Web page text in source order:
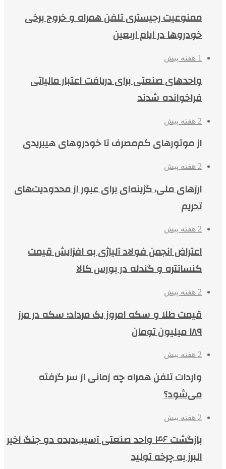
ممنوعیت رجیستری تلفن همراه و خروج برخی
خودروها در ایام اربعین
1 هفته پیش
واحدهای صنعتی برای دریافت اعتبار مالیاتی
فراخوانده شدند
2 هفته پیش
از موتورهای کم‌مصرف تا خودروهای هیبریدی
2 هفته پیش
ارزهای ملی، گزینه‌ای برای عبور از محدودیت‌های
تحریم
2 هفته پیش
اعتراض انجمن فولاد آلیاژی به افزایش قیمت
کنسانتره و گندله در بورس کالا
2 هفته پیش
قیمت طلا و سکه امروز یک مرداد؛ سکه در مرز
۱۸۹ میلیون تومان
2 هفته پیش
واردات تلفن همراه چه زمانی از سر گرفته
می‌شود؟
2 هفته پیش
بازگشت ۴۶ واحد صنعتی آسیب‌دیده دو جنگ اخیر
البرز به چرخه تولید